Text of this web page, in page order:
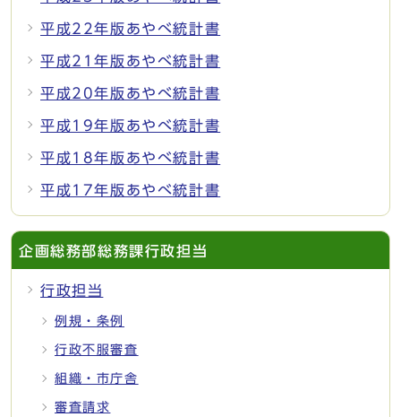
平成22年版あやべ統計書
平成21年版あやべ統計書
平成20年版あやべ統計書
平成19年版あやべ統計書
平成18年版あやべ統計書
平成17年版あやべ統計書
企画総務部総務課行政担当
行政担当
例規・条例
行政不服審査
組織・市庁舎
審査請求